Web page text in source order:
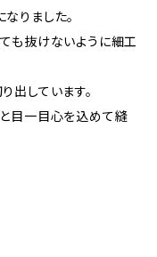
りました。
も抜けないように細工
出しています。
目一目心を込めて縫